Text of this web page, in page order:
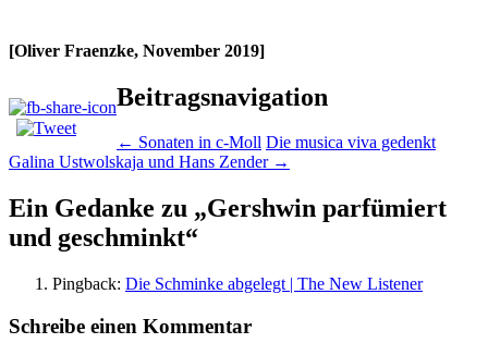
[Oliver Fraenzke, November 2019]
Beitragsnavigation
← Sonaten in c-Moll Die musica viva gedenkt
Galina Ustwolskaja und Hans Zender →
Ein Gedanke zu „Gershwin parfümiert
und geschminkt“
Pingback: Die Schminke abgelegt | The New Listener
Schreibe einen Kommentar